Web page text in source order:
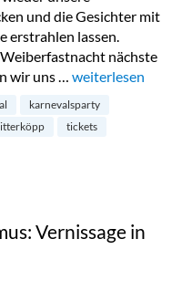
und die Gesichter mit
erstrahlen lassen.
nächste
wir uns … „Karnevalsparty:
weiterlesen
karnevalsparty
tickets
Vernissage in